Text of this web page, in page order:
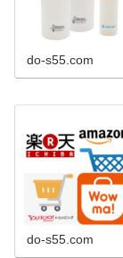
do-s55.com
do-s55.com